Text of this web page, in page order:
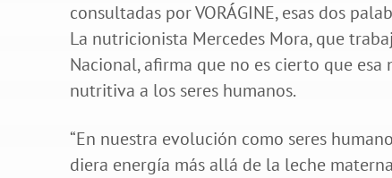
consultadas por VORÁGINE, esas dos
La nutricionista Mercedes Mora, que
Nacional, afirma que no es cierto que
nutritiva a los seres humanos.
“En nuestra evolución como seres
diera energía más allá de la leche